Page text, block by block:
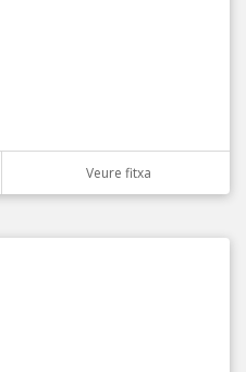
Veure fitxa